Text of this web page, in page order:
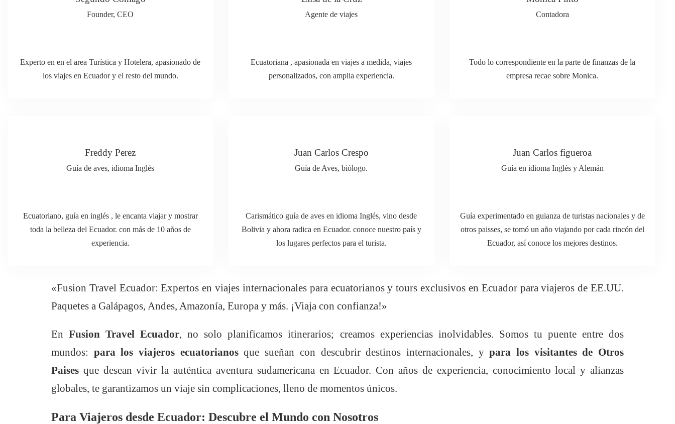
Founder, CEO
Experto en en el area Turística y Hotelera, apasionado de
los viajes en Ecuador y el resto del mundo.
Agente de viajes
Ecuatoriana , apasionada en viajes a medida, viajes
personalizados, con amplia experiencia.
Contadora
Todo lo correspondiente en la parte de finanzas de la
empresa recae sobre Monica.
Freddy Perez
Guía de aves, idioma Inglés
Ecuatoriano, guía en inglés , le encanta viajar y mostrar
toda la belleza del Ecuador. con más de 10 años de
experiencia.
Juan Carlos Crespo
Guía de Aves, biólogo.
Carismático guía de aves en idioma Inglés, vino desde
Bolivia y ahora radica en Ecuador. conoce nuestro país y
los lugares perfectos para el turista.
Juan Carlos figueroa
Guía en idioma Inglés y Alemán
Guía experimentado en guianza de turistas nacionales y de
otros paisses, se tomó un año viajando por cada rincón del
Ecuador, así conoce los mejores destinos.
«Fusion Travel Ecuador: Expertos en viajes internacionales para ecuatorianos y tours exclusivos en Ecuador para viajeros de EE.UU.
Paquetes a Galápagos, Andes, Amazonía, Europa y más. ¡Viaja con confianza!»
EnFusion Travel Ecuador, no solo planificamos itinerarios; creamos experiencias inolvidables. Somos tu puente entre dos
mundos: para los viajeros ecuatorianosque sueñan con descubrir destinos internacionales, ypara los visitantes de Otros
Paises que desean vivir la auténtica aventura sudamericana en Ecuador. Con años de experiencia, conocimiento local y alianzas
globales, te garantizamos un viaje sin complicaciones, lleno de momentos únicos.
Para Viajeros desde Ecuador: Descubre el Mundo con Nosotros